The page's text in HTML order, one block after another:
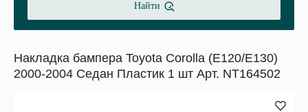
Найти
Накладка бампера Toyota Corolla (E120/E130)
2000-2004 Седан Пластик 1 шт Арт. NT164502